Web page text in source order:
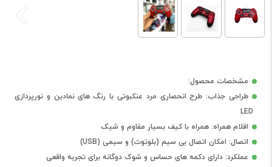
مشخصات محصول:
طراحی جذاب: طرح انحصاری مرد عنکبوتی با رنگ های نمادین و نورپردازی
LED
اقلام همراه: همراه با کیف بسیار مقاوم و شیک
اتصال: امکان اتصال بی سیم (بلوتوث) و سیمی (USB)
عملکرد: دارای دکمه های حساس و شوک دوگانه برای تجربه واقعی